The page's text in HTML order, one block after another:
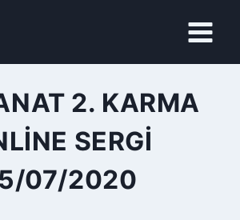
2. KARMA
SERGI
07/2020